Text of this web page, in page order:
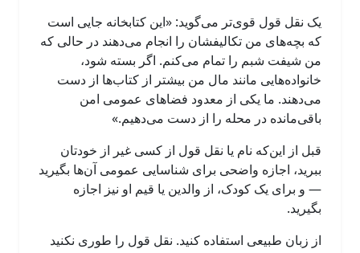
یک نقل قول قوی‌تر می‌گوید: «این کتابخانه جایی است
که بچه‌های من تکالیفشان را انجام می‌دهند در حالی که
من شیفت شبم را تمام می‌کنم. اگر بسته شود،
خانواده‌هایی مانند مال من بیشتر از کتاب‌ها از دست
می‌دهند. ما یکی از معدود فضاهای عمومی امن
باقی‌مانده در محله را از دست می‌دهیم.»
قبل از این‌که نام یا نقل قول از کسی غیر از خودتان
ببرید، اجازه واضحی برای شناسایی عمومی آن‌ها بگیرید
— و برای یک کودک، از والدین یا قیم او نیز اجازه
بگیرید.
از زبان طبیعی استفاده کنید. نقل قول را طوری نکنید